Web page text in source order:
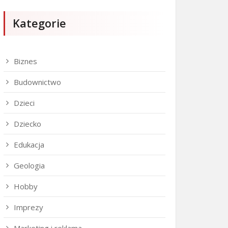
Kategorie
Biznes
Budownictwo
Dzieci
Dziecko
Edukacja
Geologia
Hobby
Imprezy